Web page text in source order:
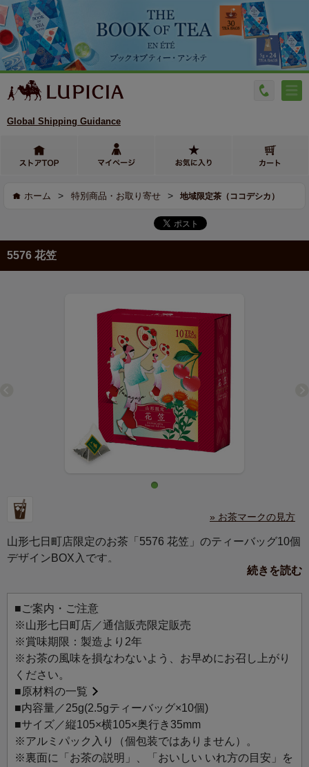
Global Shipping Guidance
ホーム > 特別商品・お取り寄せ > 地域限定茶（ココデシカ）
5576 花笠
» お茶マークの見方
山形七日町店限定のお茶「5576 花笠」のティーバッグ10個
デザインBOX入です。
みずみずしいさくらんぼと紅花をあしらった、モダンでフ
レッシュな印象のデザインです。
山形名物、花笠まつりの華やかさをイメージした山形七日
町店限定の紅茶のフレーバードティーです。
現地で有名な紅花やさくらんぼの香りなど、山形らしい要
素をいっぱいに詰め込みました。
ルイボスをブレンドすることで紅茶の角をとり、よりスム
ースな飲み口に仕上げています。
花笠：甘酸っぱいさくらんぼの香りをギュッと詰め込ん
続きを読む
■ご案内・ご注意
※山形七日町店／通信販売限定販売
※賞味期限：製造より2年
※お茶の風味を損なわないよう、お早めにお召し上がり
ください。
■原材料の一覧
■内容量／25g(2.5gティーバッグ×10個)
■サイズ／縦105×横105×奥行き35mm
※アルミパック入り（個包装ではありません）。
※裏面に「お茶の説明」、「おいしい いれ方の目安」を